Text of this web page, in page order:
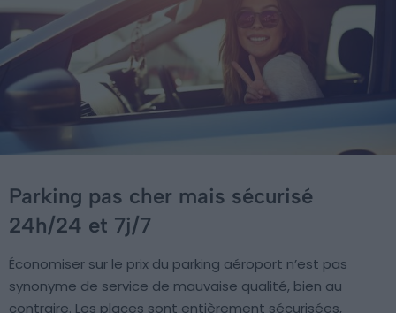
Parking pas cher mais sécurisé
24h/24 et 7j/7
Économiser sur le prix du parking aéroport n’est pas
synonyme de service de mauvaise qualité, bien au
contraire. Les places sont entièrement sécurisées,